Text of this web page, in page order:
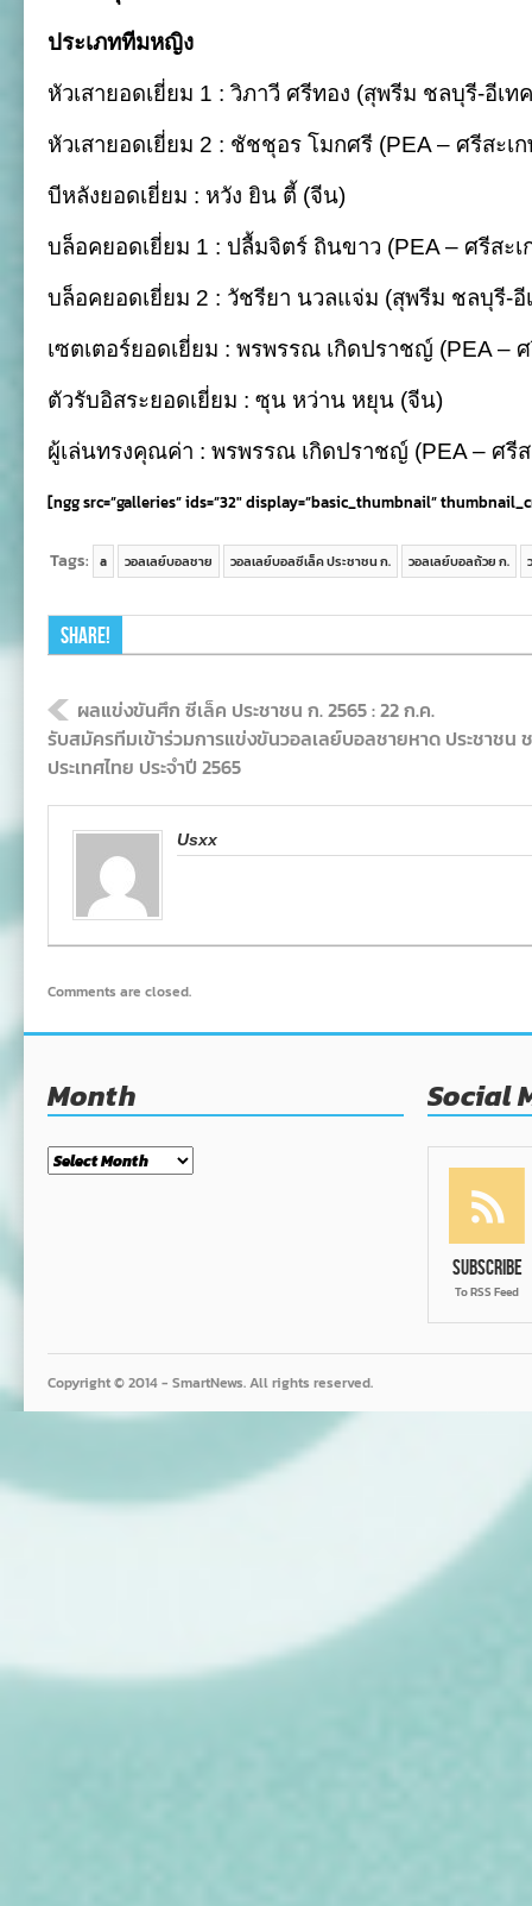
ประเภททีมหญิง
หัวเสายอดเยี่ยม 1 : วิภาวี ศรีทอง (สุพรีม ชลบุรี-อีเท
หัวเสายอดเยี่ยม 2 : ชัชชุอร โมกศรี (PEA – ศรีสะเ
บีหลังยอดเยี่ยม : หวัง ยิน ตี้ (จีน)
บล็อคยอดเยี่ยม 1 : ปลื้มจิตร์ ถินขาว (PEA – ศรีสะเ
บล็อคยอดเยี่ยม 2 : วัชรียา นวลแจ่ม (สุพรีม ชลบุรี-อี
เซตเตอร์ยอดเยี่ยม : พรพรรณ เกิดปราชญ์ (PEA – ศ
ตัวรับอิสระยอดเยี่ยม : ซุน หว่าน หยุน (จีน)
ผู้เล่นทรงคุณค่า : พรพรรณ เกิดปราชญ์ (PEA – ศรีส
[ngg src=”galleries” ids=”32″ display=”basic_thumbnail”
Tags: a วอลเลย์บอลชาย วอลเลย์บอลซีเล็ค ประชาชน ก. วอลเลย์บอลถ้วย ก.
Share!
ผลแข่งขันศึก ซีเล็ค ประชาชน ก. 2565 : 22 ก.ค.
รับสมัครทีมเข้าร่วมการแข่งขันวอลเลย์บอลชายหาด ประชาชน
ประเทศไทย ประจำปี 2565
Usxx
Comments are closed.
Month
Month
Social
Subscribe
To RSS Feed
Copyright © 2014 - SmartNews. All rights reserved.